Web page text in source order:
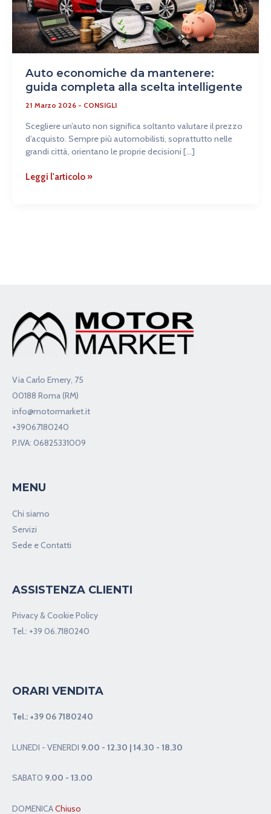
Auto economiche da mantenere:
guida completa alla scelta intelligente
21 Marzo 2026 - CONSIGLI
Scegliere un’auto non significa soltanto valutare il prezzo
d’acquisto. Sempre più automobilisti, soprattutto nelle
grandi città, orientano le proprie decisioni […]
Leggi l'articolo »
Via Carlo Emery, 75
00188 Roma (RM)
info@motormarket.it
+39067180240
P.IVA: 06825331009
MENU
Chi siamo
Servizi
Sede e Contatti
ASSISTENZA CLIENTI
Privacy & Cookie Policy
Tel.: +39 06.7180240
ORARI VENDITA
Tel.: +39 06 7180240
LUNEDI - VENERDI 9.00 - 12.30 | 14.30 - 18.30
SABAT0 9.00 - 13.00
DOMENICAChiuso